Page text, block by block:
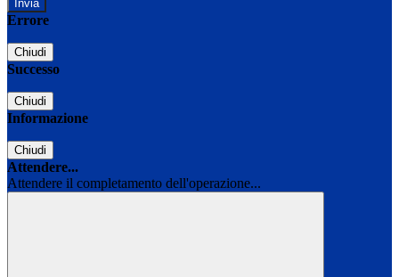
Errore
Chiudi
Successo
Chiudi
Informazione
Chiudi
Attendere...
Attendere il completamento dell'operazione...